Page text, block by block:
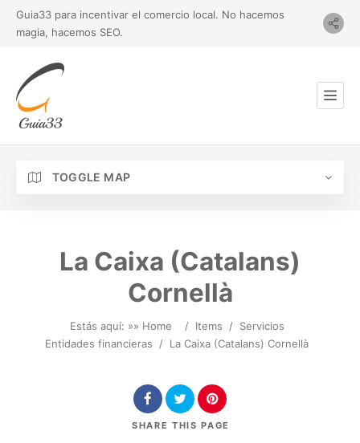
Guia33 para incentivar el comercio local. No hacemos
magia, hacemos SEO.
TOGGLE MAP
La Caixa (Catalans)
Cornellà
Estás aquí: »» Home / Items / Servicios
Entidades financieras
/ La Caixa (Catalans) Cornellà
SHARE THIS PAGE